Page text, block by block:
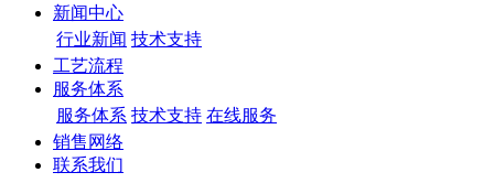
新闻中心
行业新闻 技术支持
工艺流程
服务体系
服务体系 技术支持 在线服务
销售网络
联系我们